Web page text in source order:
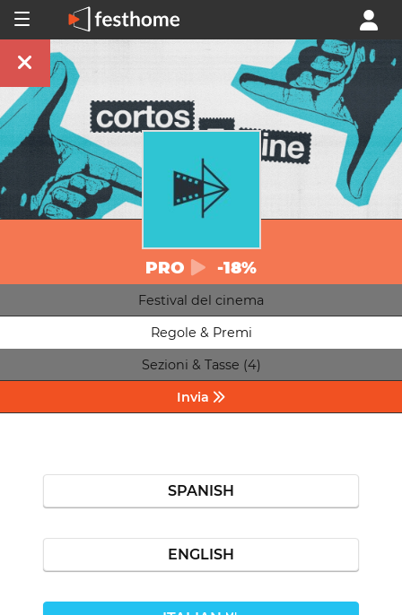
PRO -18%
Festival del cinema
Regole & Premi
Sezioni & Tasse (4)
Invia
SPANISH
ENGLISH